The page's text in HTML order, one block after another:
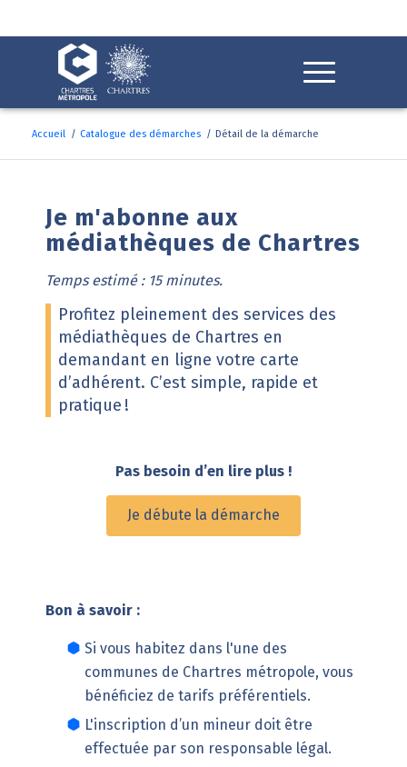
chat
Accueil / Catalogue des démarches / Détail de la démarche
Détail de la démarche
Je m'abonne aux
médiathèques de Chartres
Temps estimé : 15 minutes.
Profitez pleinement des services des
médiathèques de Chartres en
demandant en ligne votre carte
d’adhérent. C’est simple, rapide et
pratique !
Pas besoin d’en lire plus !
Je débute la démarche
Bon à savoir :
Si vous habitez dans l'une des
communes de Chartres métropole, vous
bénéficiez de tarifs préférentiels.
L'inscription d’un mineur doit être
effectuée par son responsable légal.